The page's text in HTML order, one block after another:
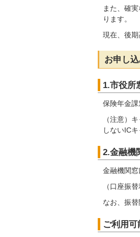
また、確
ります。
現在、後
お申し
1.市役所
保険年金
（注意）
しないIC
2.金融機
金融機関窓
（口座振
なお、振
ご利用